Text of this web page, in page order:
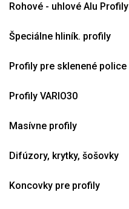
Rohové - uhlové Alu Profily
Špeciálne hliník. profily
Profily pre sklenené police
Profily VARIO30
Masívne profily
Difúzory, krytky, šošovky
Koncovky pre profily